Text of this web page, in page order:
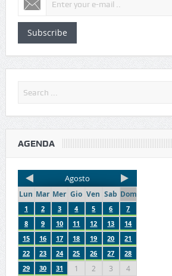
Subscribe
AGENDA
Agosto
Lun Mar Mer Gio Ven Sab Dom
1 2 3 4 5 6
7
8
9 10 11 12 13
14
15
16 17 18 19 20
21
22
23 24 25 26 27
28
29
30 31 1 2 3 4